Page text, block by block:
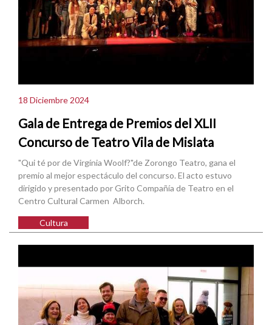
18 Diciembre 2024
Gala de Entrega de Premios del XLII
Concurso de Teatro Vila de Mislata
"Qui té por de Virgínia Woolf?"de Zorongo Teatro, gana el
premio al mejor espectáculo del concurso. El acto estuvo
dirigido y presentado por Grito Compañía de Teatro en el
Centro Cultural Carmen Alborch.
Cultura